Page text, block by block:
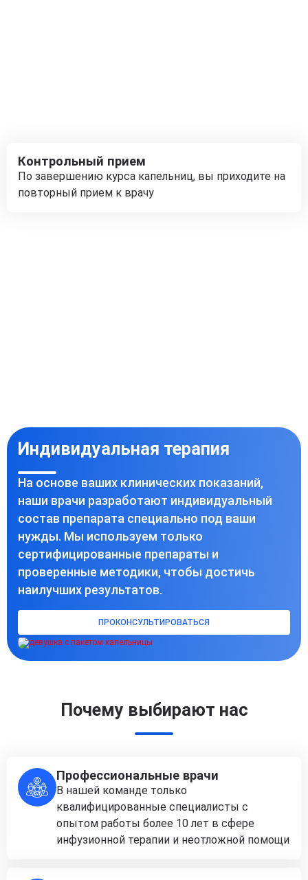
Контрольный прием
По завершению курса капельниц, вы приходите на
повторный прием к врачу
Индивидуальная терапия
На основе ваших клинических показаний,
наши врачи разработают индивидуальный
состав препарата специально под ваши
нужды. Мы используем только
сертифицированные препараты и
проверенные методики, чтобы достичь
наилучших результатов.
ПРОКОНСУЛЬТИРОВАТЬСЯ
Почему выбирают нас
Профессиональные врачи
В нашей команде только
квалифицированные специалисты с
опытом работы более 10 лет в сфере
инфузионной терапии и неотложной помощи